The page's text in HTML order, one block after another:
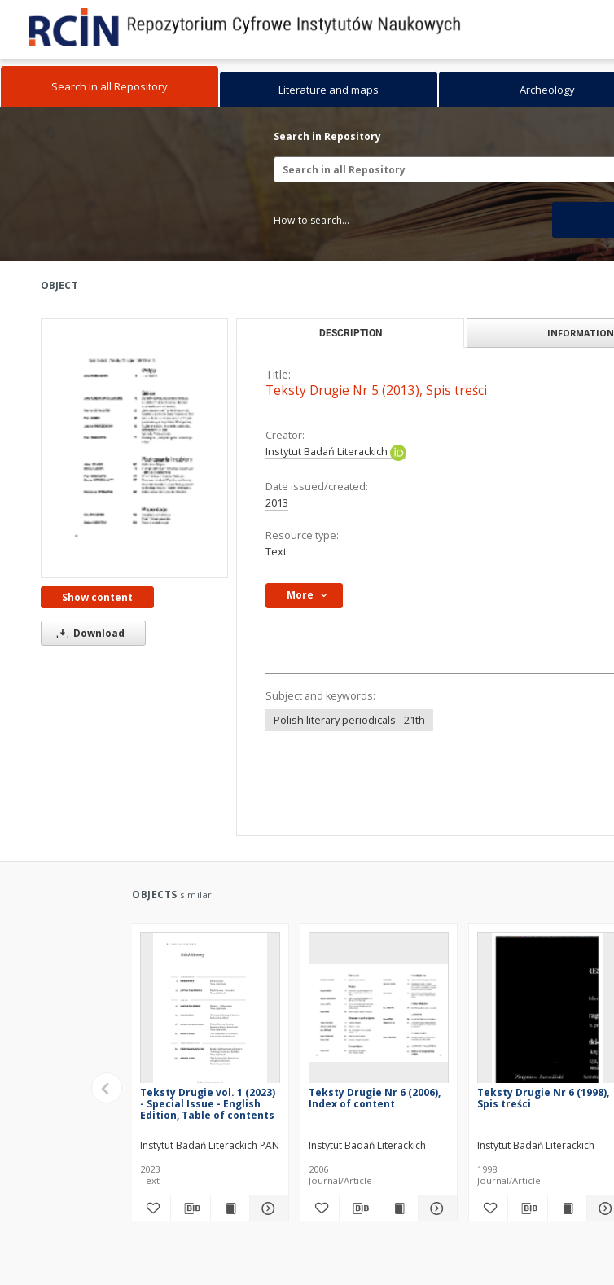
Search in all Repository Literature and maps Archeology
Search in Repository
How to search...
OBJECT
Show content
Download
DESCRIPTION INFORMATION
Title:
Teksty Drugie Nr 5 (2013), Spis treści
Creator:
Instytut Badań Literackich
Date issued/created:
2013
Resource type:
Text
More
Subject and keywords:
Polish literary periodicals - 21th
OBJECTS similar
Teksty Drugie vol. 1 (2023)
- Special Issue - English
Edition, Table of contents
Instytut Badań Literackich PAN
2023
Text
Teksty Drugie Nr 6 (2006),
Index of content
Instytut Badań Literackich
2006
Journal/Article
Teksty Drugie Nr 6 (1998),
Spis treści
Instytut Badań Literackich
1998
Journal/Article